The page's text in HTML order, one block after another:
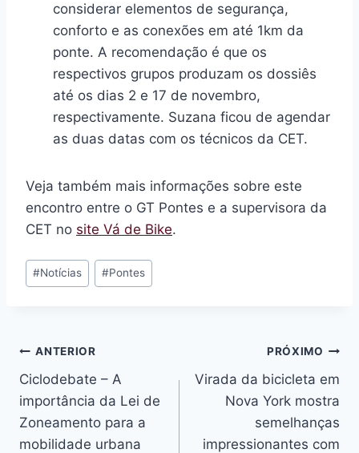
considerar elementos de segurança,
conforto e as conexões em até 1km da
ponte. A recomendação é que os
respectivos grupos produzam os dossiês
até os dias 2 e 17 de novembro,
respectivamente. Suzana ficou de agendar
as duas datas com os técnicos da CET.
Veja também mais informações sobre este
encontro entre o GT Pontes e a supervisora da
CET no site Vá de Bike.
Tags
do
#Notícias #Pontes
Navegação
de
Post
ANTERIOR
Ciclodebate – A
importância da Lei de
Zoneamento para a
mobilidade urbana
PRÓXIMO
Virada da bicicleta em
Nova York mostra
semelhanças
impressionantes com